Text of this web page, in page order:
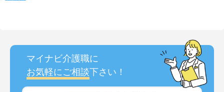
マイナビ介護職に
お気軽にご相談下さい！